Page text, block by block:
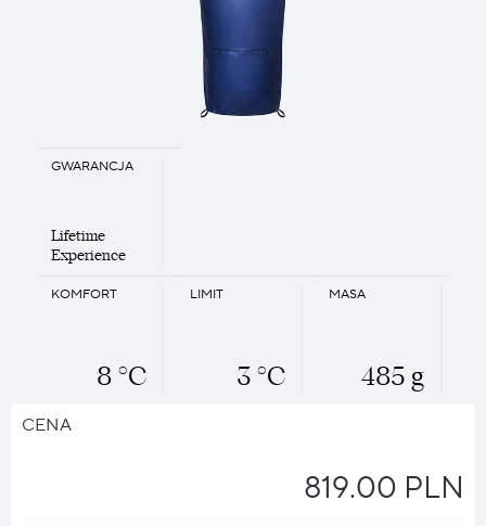
MASA
485 g
KOMFORT
8 °C
LIMIT
3 °C
GWARANCJA
Lifetime
Experience
CENA
819.00 PLN